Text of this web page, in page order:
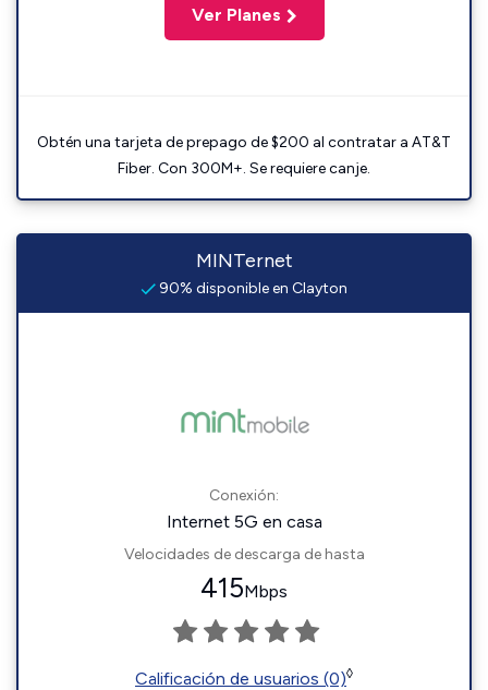
Ver Planes
Obtén una tarjeta de prepago de $200 al contratar a AT&T
Fiber. Con 300M+. Se requiere canje.
MINTernet
90% disponible en Clayton
Conexión:
Internet 5G en casa
Velocidades de descarga de hasta
415Mbps
Calificación de usuarios (0)◊